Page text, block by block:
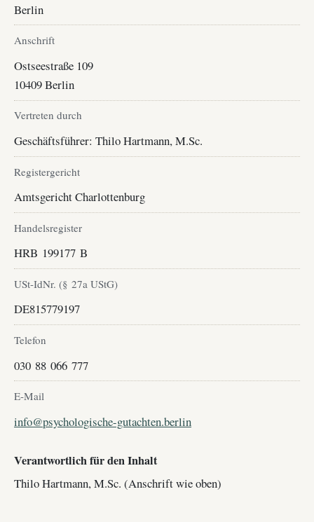
Berlin
Anschrift
Ostseestraße 109
10409 Berlin
Vertreten durch
Geschäftsführer: Thilo Hartmann, M.Sc.
Registergericht
Amtsgericht Charlottenburg
Handelsregister
HRB 199177 B
USt-IdNr. (§ 27a UStG)
DE815779197
Telefon
030 88 066 777
E-Mail
info@psychologische-gutachten.berlin
Verantwortlich für den Inhalt
Thilo Hartmann, M.Sc. (Anschrift wie oben)